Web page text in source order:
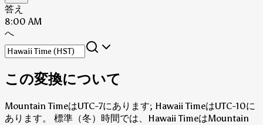
答え
8:00 AM
へ
この変換について
Mountain TimeはUTC-7にあります; Hawaii TimeはUTC-10に
あります。
標準（冬）時間では、Hawaii TimeはMountain